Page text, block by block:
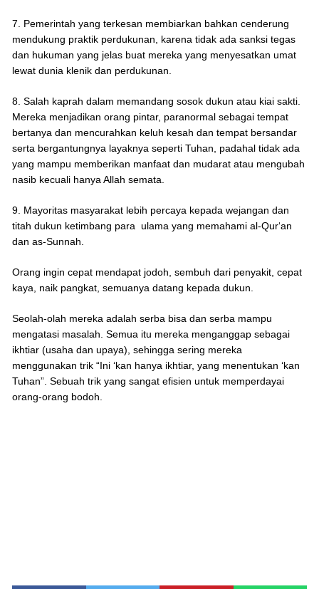
7. Pemerintah yang terkesan membiarkan bahkan cenderung
mendukung praktik perdukunan, karena tidak ada sanksi tegas
dan hukuman yang jelas buat mereka yang menyesatkan umat
lewat dunia klenik dan perdukunan.
8. Salah kaprah dalam memandang sosok dukun atau kiai sakti.
Mereka menjadikan orang pintar, paranormal sebagai tempat
bertanya dan mencurahkan keluh kesah dan tempat bersandar
serta bergantungnya layaknya seperti Tuhan, padahal tidak ada
yang mampu memberikan manfaat dan mudarat atau mengubah
nasib kecuali hanya Allah semata.
9. Mayoritas masyarakat lebih percaya kepada wejangan dan
titah dukun ketimbang para ulama yang memahami al-Qur‘an
dan as-Sunnah.
Orang ingin cepat mendapat jodoh, sembuh dari penyakit, cepat
kaya, naik pangkat, semuanya datang kepada dukun.
Seolah-olah mereka adalah serba bisa dan serba mampu
mengatasi masalah. Semua itu mereka menganggap sebagai
ikhtiar (usaha dan upaya), sehingga sering mereka
menggunakan trik “Ini ‘kan hanya ikhtiar, yang menentukan ‘kan
Tuhan”. Sebuah trik yang sangat efisien untuk memperdayai
orang-orang bodoh.